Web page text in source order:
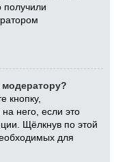
получили
кнопку,
него, если это
Щёлкнув по этой
для